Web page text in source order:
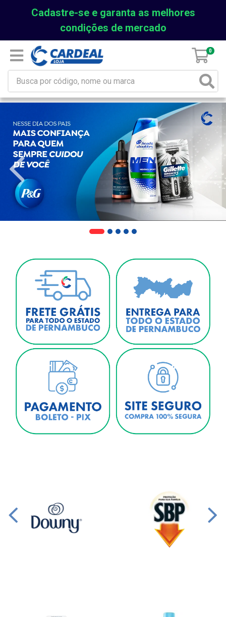
Cadastre-se e garanta as melhores
condições de mercado
0